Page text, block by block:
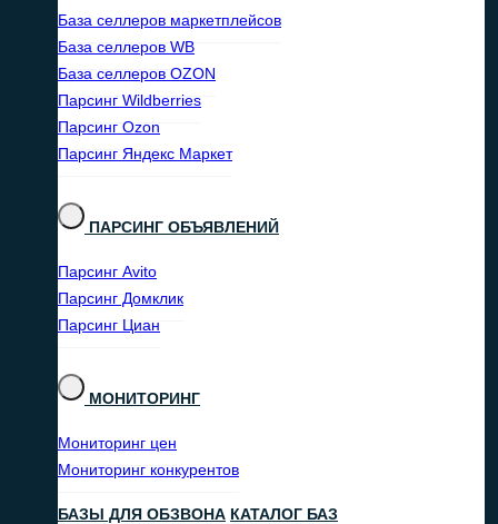
База селлеров маркетплейсов
База селлеров WB
База селлеров OZON
Парсинг Wildberries
Парсинг Ozon
Парсинг Яндекс Маркет
ПАРСИНГ ОБЪЯВЛЕНИЙ
Парсинг Avito
Парсинг Домклик
Парсинг Циан
МОНИТОРИНГ
Мониторинг цен
Мониторинг конкурентов
БАЗЫ ДЛЯ ОБЗВОНА КАТАЛОГ БАЗ